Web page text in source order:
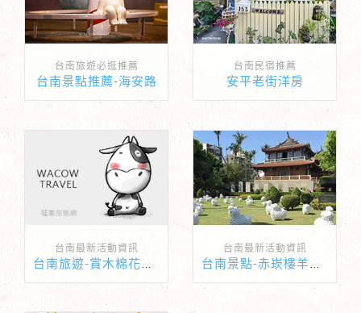
台南旅遊必逛推薦
台南景點推薦-海安路
台南民宿推薦
安平老街洋房
台南最新活動資訊 台南最新活動資訊